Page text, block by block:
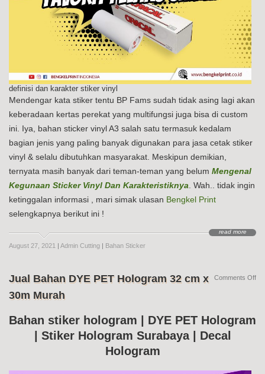
definisi dan karakter stiker vinyl
Mendengar kata stiker tentu BP Fams sudah tidak asing lagi akan
keberadaan kertas perekat yang multifungsi juga bisa di custom
ini. Iya, bahan sticker vinyl A3 salah satu termasuk kedalam
bagian jenis yang paling banyak digunakan para jasa cetak stiker
vinyl & selalu dibutuhkan masyarakat. Meskipun demikian,
ternyata masih banyak dari teman-teman yang belum Mengenal
Kegunaan Sticker Vinyl Dan Karakteristiknya. Wah.. tidak ingin
ketinggalan informasi , mari simak ulasan Bengkel Print
selengkapnya berikut ini !
read more
August 27, 2021 Admin Cutting Bahan Sticker
Jual Bahan DYE PET Hologram 32 cm x
30m Murah
Bahan stiker hologram | DYE PET Hologram
| Stiker Hologram Surabaya | Decal
Hologram
Comments Offon